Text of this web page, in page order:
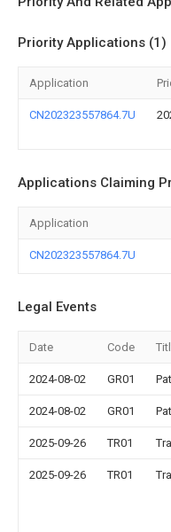
Priority Applications (1)
Application
CN202323557864.7U
Applications Claiming
Application
CN202323557864.7U
Legal Events
Date Code
2024-08-02 GR01
2024-08-02 GR01
2025-09-26 TR01
2025-09-26 TR01